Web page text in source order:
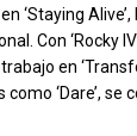
‘Staying
Con ‘Rocky
en
‘Dare’, se